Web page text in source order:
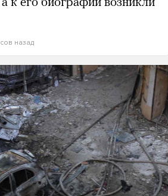
а к его биографии возникли
назад